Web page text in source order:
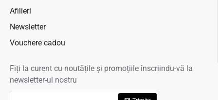
Afilieri
Newsletter
Vouchere cadou
Fiți la curent cu noutățile și promoțiile înscriindu-vă la
newsletter-ul nostru